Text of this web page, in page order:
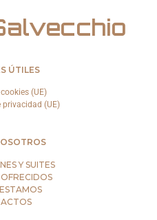
ÚTILES
(UE)
privacidad (UE)
Y SUITES